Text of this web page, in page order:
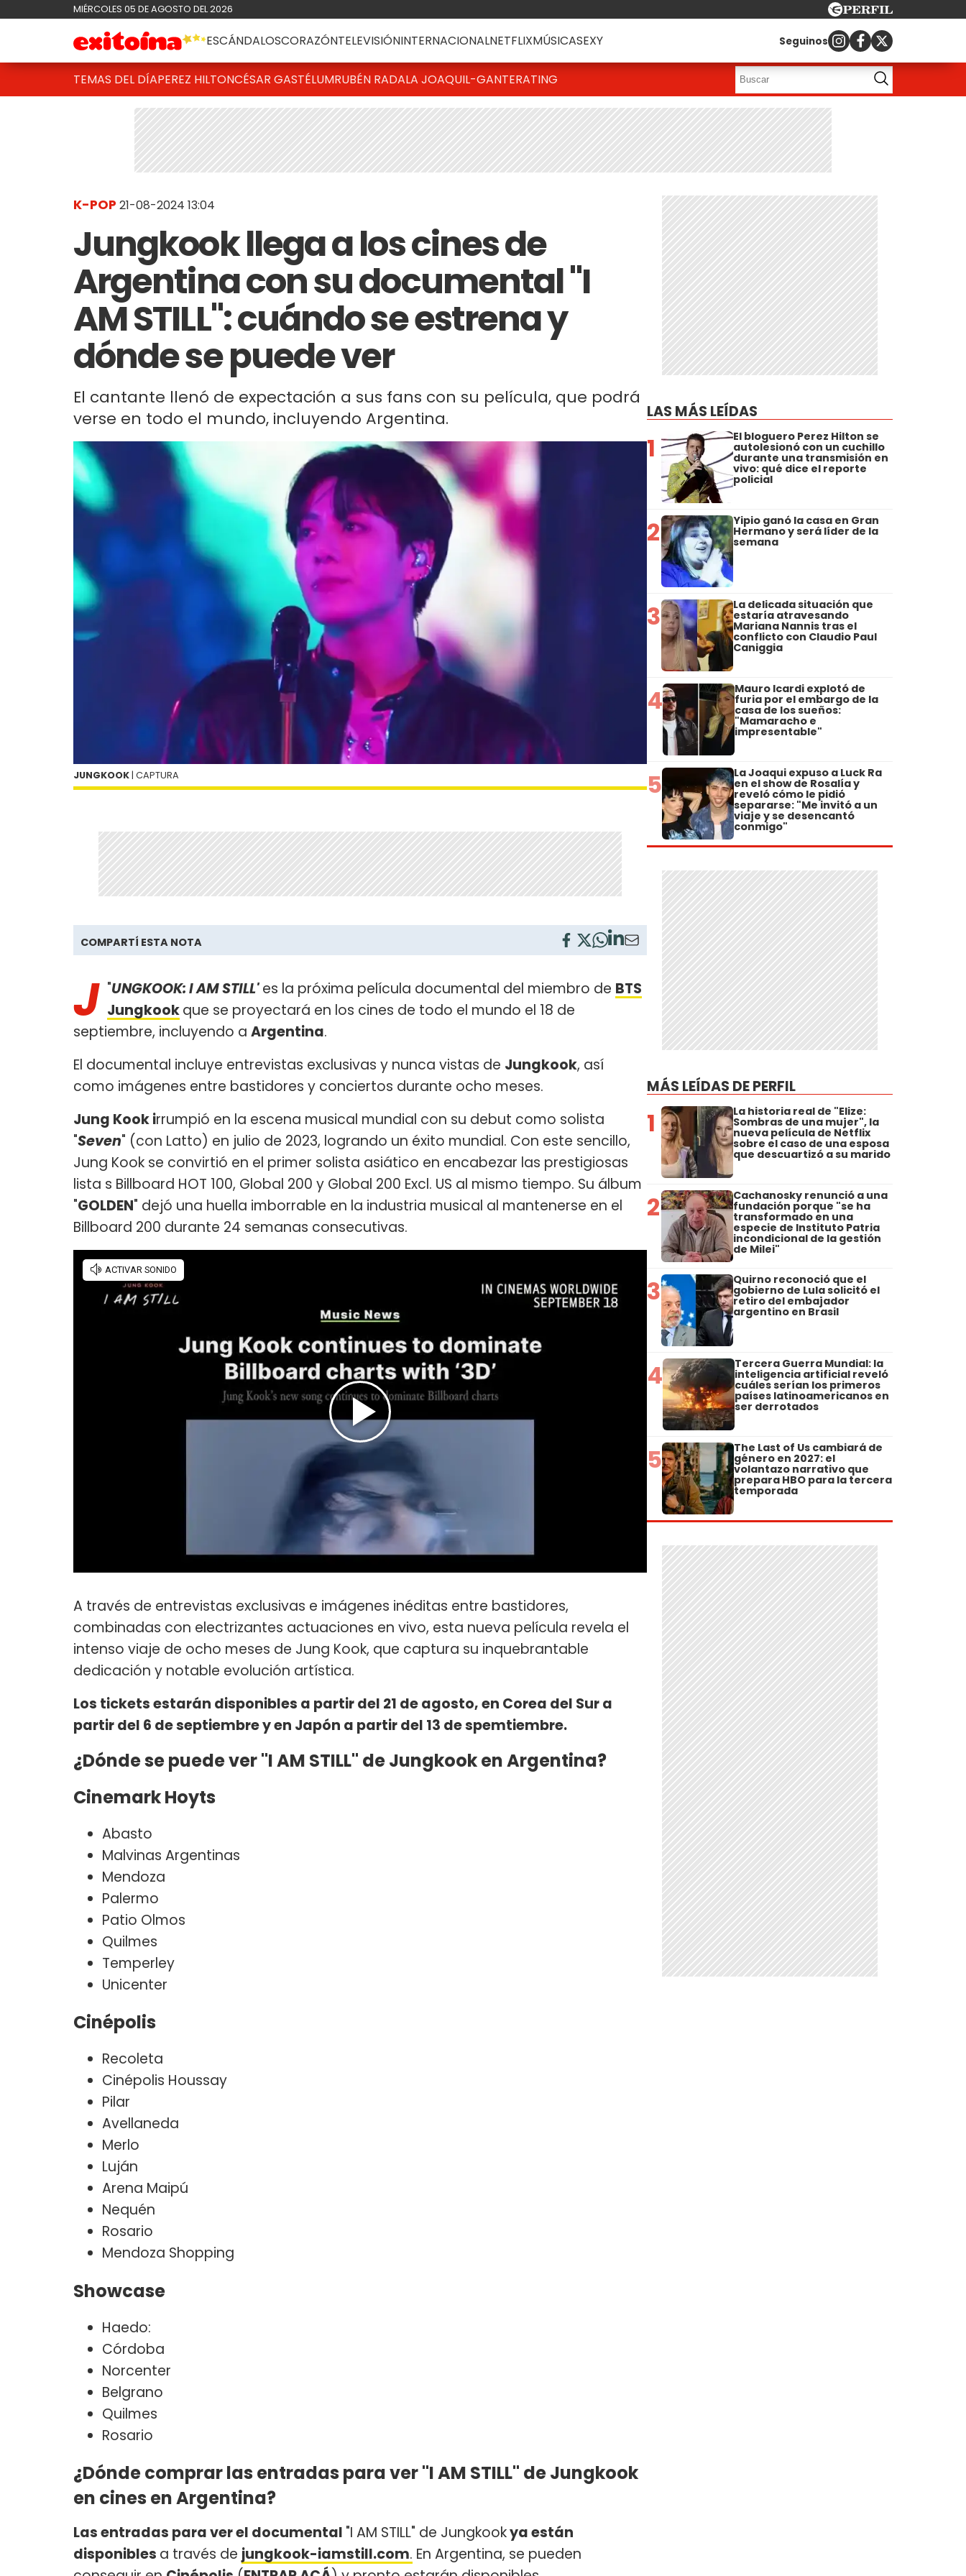
MIÉRCOLES 05 DE AGOSTO DEL 2026
ESCÁNDALOSCORAZÓNTELEVISIÓNINTERNACIONALNETFLIXMÚSICASEXY Seguinos
TEMAS DEL DÍAPEREZ HILTONCÉSAR GASTÉLUMRUBÉN RADALA JOAQUIL-GANTERATING
K-POP 21-08-2024 13:04
Jungkook llega a los cines de
Argentina con su documental "I
AM STILL": cuándo se estrena y
dónde se puede ver
El cantante llenó de expectación a sus fans con su película, que podrá
verse en todo el mundo, incluyendo Argentina.
JUNGKOOK | CAPTURA
COMPARTÍ ESTA NOTA
"
J UNGKOOK: I AM STILL'es la próxima película documental del miembro de BTS
Jungkookque se proyectará en los cines de todo el mundo el 18 de
septiembre, incluyendo a Argentina.
El documental incluye entrevistas exclusivas y nunca vistas de Jungkook, así
como imágenes entre bastidores y conciertos durante ocho meses.
Jung Kook irrumpió en la escena musical mundial con su debut como solista
"Seven" (con Latto) en julio de 2023, logrando un éxito mundial. Con este sencillo,
Jung Kook se convirtió en el primer solista asiático en encabezar las prestigiosas
lista s Billboard HOT 100, Global 200 y Global 200 Excl. US al mismo tiempo. Su álbum
"GOLDEN" dejó una huella imborrable en la industria musical al mantenerse en el
Billboard 200 durante 24 semanas consecutivas.
A través de entrevistas exclusivas e imágenes inéditas entre bastidores,
combinadas con electrizantes actuaciones en vivo, esta nueva película revela el
intenso viaje de ocho meses de Jung Kook, que captura su inquebrantable
dedicación y notable evolución artística.
Los tickets estarán disponibles a partir del 21 de agosto, en Corea del Sur a
partir del 6 de septiembre y en Japón a partir del 13 de spemtiembre.
¿Dónde se puede ver "I AM STILL" de Jungkook en Argentina?
Cinemark Hoyts
Abasto
Malvinas Argentinas
Mendoza
Palermo
Patio Olmos
Quilmes
Temperley
Unicenter
Cinépolis
Recoleta
Cinépolis Houssay
Pilar
Avellaneda
Merlo
Luján
Arena Maipú
Nequén
Rosario
Mendoza Shopping
Showcase
Haedo:
Córdoba
Norcenter
Belgrano
Quilmes
Rosario
¿Dónde comprar las entradas para ver "I AM STILL" de Jungkook
en cines en Argentina?
Las entradas para ver el documental "I AM STILL" de Jungkookya están
disponibles a través de jungkook-iamstill.com. En Argentina, se pueden
LAS MÁS LEÍDAS
1 El bloguero Perez Hilton se
autolesionó con un cuchillo
durante una transmisión en
vivo: qué dice el reporte
policial
2 Yipio ganó la casa en Gran
Hermano y será líder de la
semana
3 La delicada situación que
estaría atravesando
Mariana Nannis tras el
conflicto con Claudio Paul
Caniggia
4 Mauro Icardi explotó de
furia por el embargo de la
casa de los sueños:
"Mamaracho e
impresentable"
5 La Joaqui expuso a Luck Ra
en el show de Rosalía y
reveló cómo le pidió
separarse: "Me invitó a un
viaje y se desencantó
conmigo"
MÁS LEÍDAS DE PERFIL
1 La historia real de "Elize:
Sombras de una mujer", la
nueva película de Netflix
sobre el caso de una esposa
que descuartizó a su marido
2 Cachanosky renunció a una
fundación porque "se ha
transformado en una
especie de Instituto Patria
incondicional de la gestión
de Milei"
3 Quirno reconoció que el
gobierno de Lula solicitó el
retiro del embajador
argentino en Brasil
4 Tercera Guerra Mundial: la
inteligencia artificial reveló
cuáles serían los primeros
países latinoamericanos en
ser derrotados
5 The Last of Us cambiará de
género en 2027: el
volantazo narrativo que
prepara HBO para la tercera
temporada